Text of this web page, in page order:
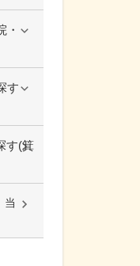
・
す
す(箕
当